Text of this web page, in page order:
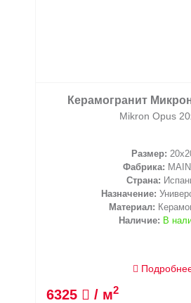
Керамогранит
Mikron Opus
Размер:
Фабрика:
Страна:
Назначение:
Материал:
Наличие: В
6325 / м2